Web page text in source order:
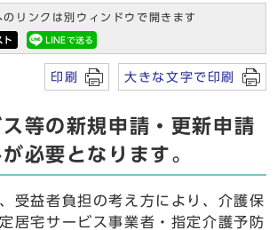
リンクは別ウィンドウで開きます
印刷 大きな文字で印刷
等の新規申請・更新申請
必要となります。
受益者負担の考え方により、介護保
居宅サービス事業者・指定介護予防